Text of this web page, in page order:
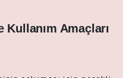
Kullanım Amaçları